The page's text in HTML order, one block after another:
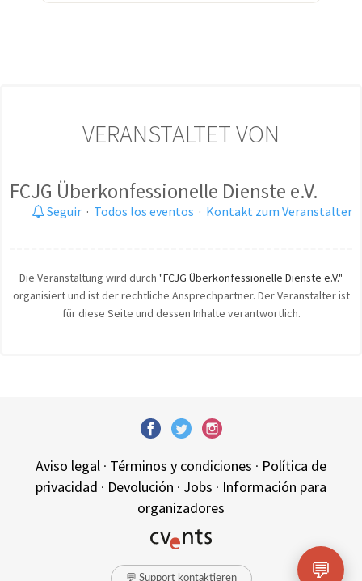
VERANSTALTET VON
FCJG Überkonfessionelle Dienste e.V.
Seguir · Todos los eventos · Kontakt zum Veranstalter
Die Veranstaltung wird durch "FCJG Überkonfessionelle Dienste e.V."
organisiert und ist der rechtliche Ansprechpartner. Der Veranstalter ist
für diese Seite und dessen Inhalte verantwortlich.
Aviso legal · Términos y condiciones · Política de
privacidad · Devolución · Jobs · Información para
organizadores
💬 Support kontaktieren 💬